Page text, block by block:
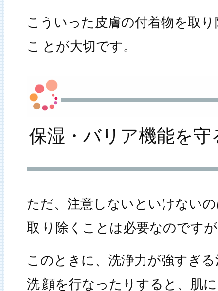
こういった皮膚の付着物を取
こ とが大切です。
保湿・バリア機能を
ただ、注意しないといけない
取 り除くことは必要なのです
このときに、洗浄力が強すぎ
洗 顔を行なったりすると、肌